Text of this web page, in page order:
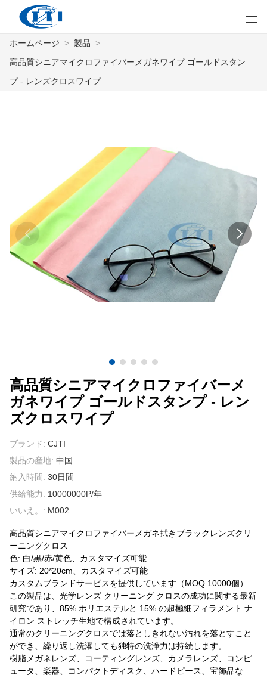
私たちについて
ニュース
業界
我々に連絡し
العربية česky
ホームページ > 製品 >
高品質シニアマイクロファイバーメガネワイプ ゴールドスタン
プ - レンズクロスワイプ
高品質シニアマイクロファイバーメ
ガネワイプ ゴールドスタンプ - レン
ズクロスワイプ
ブランド: CJTI
製品の産地: 中国
納入時間: 30日間
供給能力: 10000000P/年
いいえ。: M002
高品質シニアマイクロファイバーメガネ拭きブラックレンズクリ
ーニングクロス
色: 白/黒/赤/黄色、カスタマイズ可能
サイズ: 20*20cm、カスタマイズ可能
カスタムブランドサービスを提供しています（MOQ 10000個）
この製品は、光学レンズ クリーニング クロスの成功に関する最新
研究であり、85% ポリエステルと 15% の超極細フィラメント ナ
イロン ストレッチ生地で構成されています。
通常のクリーニングクロスでは落としきれない汚れを落とすこと
ができ、繰り返し洗濯しても独特の洗浄力は持続します。
樹脂メガネレンズ、コーティングレンズ、カメラレンズ、コンピ
ュータ、楽器、コンパクトディスク、ハードピース、宝飾品な